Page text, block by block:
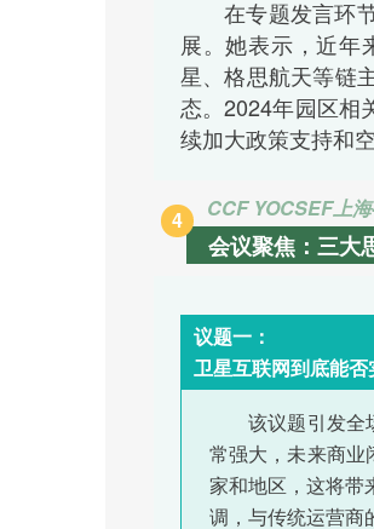
在专题发言环
展。她表示，近年
星、格思航天等链
态。2024年园区相
续加大政策支持和
4 CCF YOCSEF上
会议聚焦：三大
议题一：
卫星互联网到底能
该议题引发全
常强大，未来商业
家和地区，这将带
调，与传统运营商